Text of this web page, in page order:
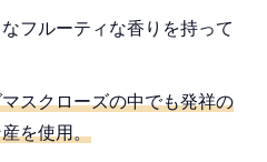
フルーティな香りを持って
スクローズの中でも発祥の
を使用。